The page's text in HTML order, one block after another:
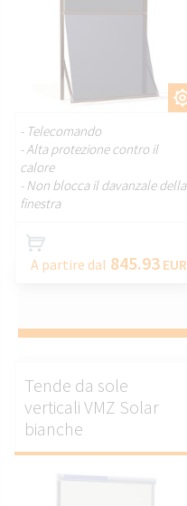
PERSONALIZZARE.
- Telecomando
- Alta protezione contro il
calore
- Non blocca il davanzale della
finestra
A partire dal 845.93 EUR
Tende da sole
verticali VMZ Solar
bianche